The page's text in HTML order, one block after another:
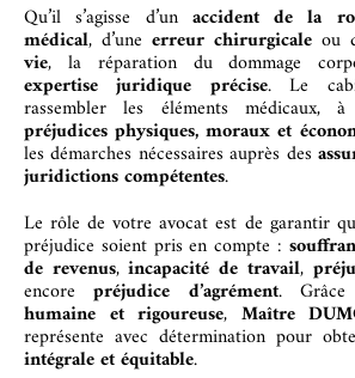
Qu’il s’agisse d’un accident de la
médical, d’une erreur chirurgicale ou
vie, la réparation du dommage
expertise juridique précise. Le
rassembler les éléments médicaux,
préjudices physiques, moraux et
les démarches nécessaires auprès des
juridictions compétentes.
Le rôle de votre avocat est de garantir
préjudice soient pris en compte :
de revenus,incapacité de travail,
encorepréjudice d’agrément.
humaine et rigoureuse, Maître
représente avec détermination pour
intégrale et équitable.